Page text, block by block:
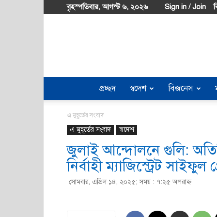
বৃহস্পতিবার, আগস্ট ৬, ২০২৬ Sign in / Join
প্রচ্ছদ স্বদেশ বিজনেস
এ মুহূর্তের সংবাদ
এ মুহূর্তের সংবাদ স্বদেশ
জুলাই আন্দোলনে গুলি:
নির্বাহী ম্যাজিস্ট্রেট সাইফুল
সোমবার, এপ্রিল ১৪, ২০২৫; সময় : ৭:২৫ অপরাহ্ণ